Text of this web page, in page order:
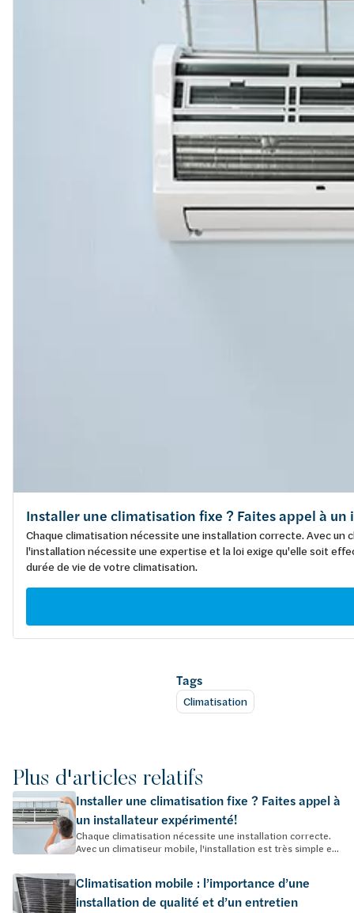
Installer une climatisation fixe ? Faites appel à
Chaque climatisation nécessite une installation correcte. Avec
l'installation nécessite une expertise et la loi exige qu'elle soit
durée de vie de votre climatisation.
Tags
Climatisation
Plus d'articles relatifs
Installer une climatisation fixe ? Faites appel à
un installateur expérimenté!
Chaque climatisation nécessite une installation correcte.
Avec un climatiseur mobile, l'installation est très simple e...
Climatisation mobile : l’importance d’une
installation de qualité et d’un entretien